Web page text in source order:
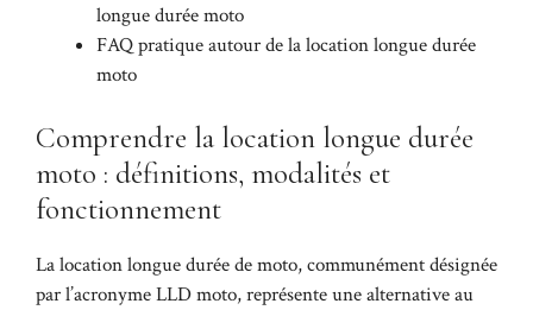
longue durée moto
FAQ pratique autour de la location longue durée
moto
Comprendre la location longue durée
moto : définitions, modalités et
fonctionnement
La location longue durée de moto, communément désignée
par l’acronyme LLD moto, représente une alternative au